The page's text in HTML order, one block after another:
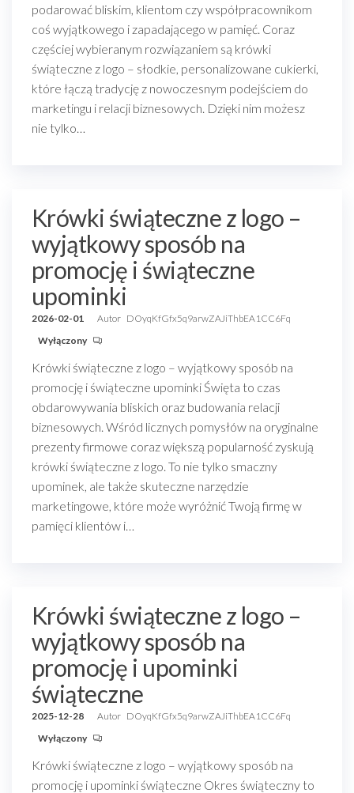
podarować bliskim, klientom czy współpracownikom
coś wyjątkowego i zapadającego w pamięć. Coraz
częściej wybieranym rozwiązaniem są krówki
świąteczne z logo – słodkie, personalizowane cukierki,
które łączą tradycję z nowoczesnym podejściem do
marketingu i relacji biznesowych. Dzięki nim możesz
nie tylko…
Krówki świąteczne z logo –
wyjątkowy sposób na
promocję i świąteczne
upominki
2026-02-01 Autor DOyqKfGfx5q9arwZAJiThbEA1CC6Fq
Wyłączony
Krówki świąteczne z logo – wyjątkowy sposób na
promocję i świąteczne upominki Święta to czas
obdarowywania bliskich oraz budowania relacji
biznesowych. Wśród licznych pomysłów na oryginalne
prezenty firmowe coraz większą popularność zyskują
krówki świąteczne z logo. To nie tylko smaczny
upominek, ale także skuteczne narzędzie
marketingowe, które może wyróżnić Twoją firmę w
pamięci klientów i…
Krówki świąteczne z logo –
wyjątkowy sposób na
promocję i upominki
świąteczne
2025-12-28 Autor DOyqKfGfx5q9arwZAJiThbEA1CC6Fq
Wyłączony
Krówki świąteczne z logo – wyjątkowy sposób na
promocję i upominki świąteczne Okres świąteczny to